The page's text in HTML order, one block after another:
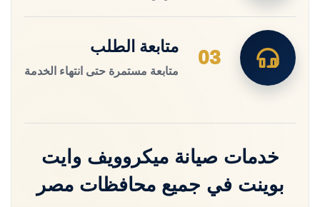
03
متابعة الطلب
متابعة مستمرة حتى انتهاء الخدمة
خدمات صيانة ميكروويف وايت
بوينت في جميع محافظات مصر